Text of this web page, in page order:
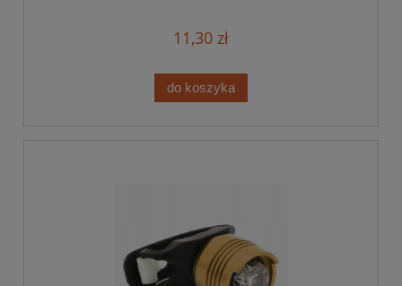
11,30 zł
do koszyka